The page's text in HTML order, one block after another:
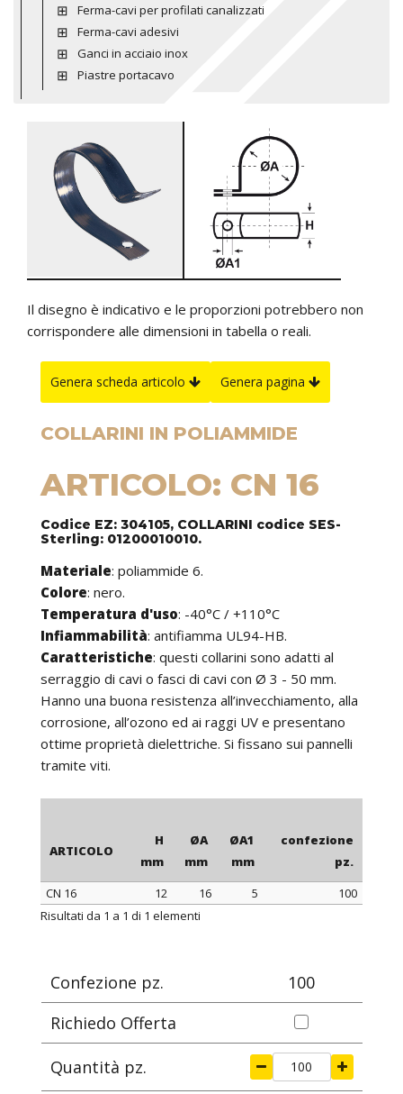
Ferma-cavi per profilati canalizzati
Ferma-cavi adesivi
Ganci in acciaio inox
Piastre portacavo
Il disegno è indicativo e le proporzioni potrebbero non
corrispondere alle dimensioni in tabella o reali.
Genera scheda articolo Genera pagina
COLLARINI IN POLIAMMIDE
ARTICOLO: CN 16
Codice EZ: 304105, COLLARINI codice SES-
Sterling: 01200010010.
Materiale: poliammide 6.
Colore: nero.
Temperatura d'uso: -40°C / +110°C
Infiammabilità: antifiamma UL94-HB.
Caratteristiche: questi collarini sono adatti al
serraggio di cavi o fasci di cavi con Ø 3 - 50 mm.
Hanno una buona resistenza all’invecchiamento, alla
corrosione, all’ozono ed ai raggi UV e presentano
ottime proprietà dielettriche. Si fissano sui pannelli
tramite viti.
ARTICOLO
H
mm
ØA
mm
ØA1
mm
confezione
pz.
ARTICOLO
H
ØA
CN 16 12 16 5
100
Risultati da 1 a 1 di 1 elementi
Confezione pz.
100
Richiedo Offerta
Quantità pz.